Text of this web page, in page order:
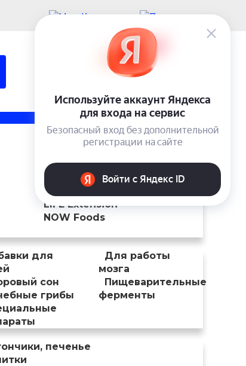
Учетная запись
Trace Minerals Research
ENZYMEDICA
LIFE Extension
NOW Foods
для
сон
грибы
Для работы
мозга
Пищеварительные
ферменты
печенье